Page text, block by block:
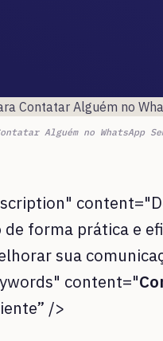
Alguém no WhatsApp
de forma prática e
sua
content="
/>